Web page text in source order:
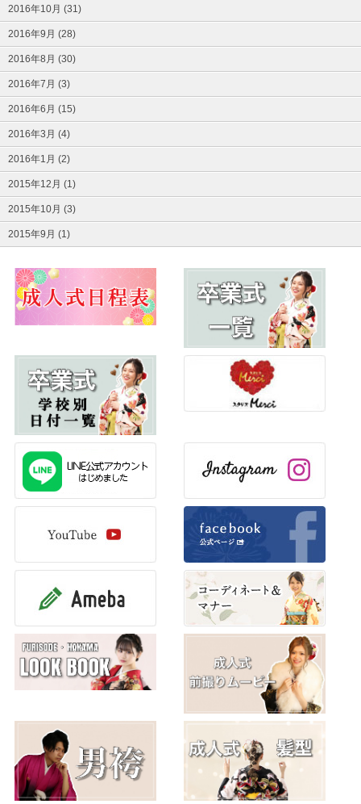
2016年10月 (31)
2016年9月 (28)
2016年8月 (30)
2016年7月 (3)
2016年6月 (15)
2016年3月 (4)
2016年1月 (2)
2015年12月 (1)
2015年10月 (3)
2015年9月 (1)